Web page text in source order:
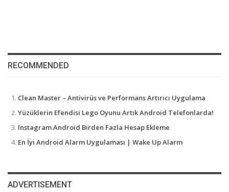
RECOMMENDED
Clean Master – Antivirüs ve Performans Artırıcı Uygulama
Yüzüklerin Efendisi Lego Oyunu Artık Android Telefonlarda!
Instagram Android Birden Fazla Hesap Ekleme
En İyi Android Alarm Uygulaması | Wake Up Alarm
ADVERTISEMENT